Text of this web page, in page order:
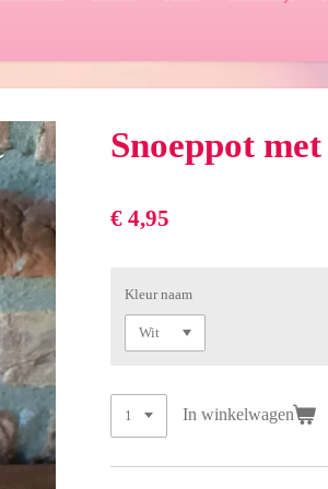
Snoeppot
€ 4,95
Kleur naam
In winkelwagen